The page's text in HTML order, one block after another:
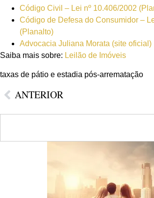
Código Civil – Lei nº 10.406/2002
Código de Defesa do Consumidor –
(Planalto)
Advocacia Juliana Morata (site oficial)
Saiba mais sobre: Leilão de Imóveis
taxas de pátio e estadia pós-arrematação
ANTERIOR